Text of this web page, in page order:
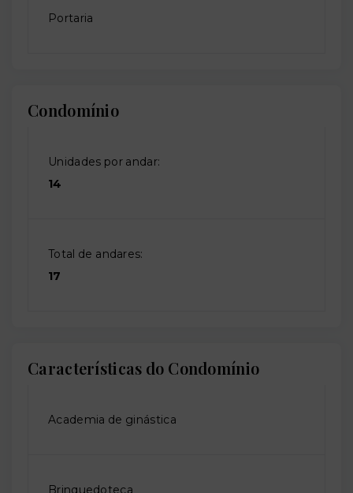
Portaria
Condomínio
Unidades por andar:
14
Total de andares:
17
Características do Condomínio
Academia de ginástica